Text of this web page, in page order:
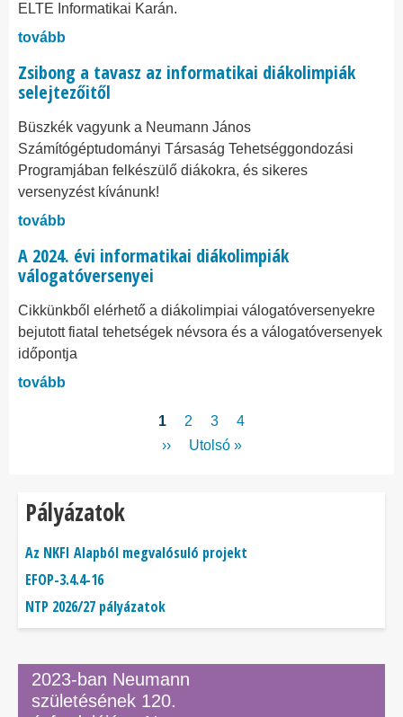
ELTE Informatikai Karán.
tovább
Zsibong a tavasz az informatikai diákolimpiák
selejtezőitől
Büszkék vagyunk a Neumann János
Számítógéptudományi Társaság Tehetséggondozási
Programjában felkészülő diákokra, és sikeres
versenyzést kívánunk!
tovább
A 2024. évi informatikai diákolimpiák
válogatóversenyei
Cikkünkből elérhető a diákolimpiai válogatóversenyekre
bejutott fiatal tehetségek névsora és a válogatóversenyek
időpontja
tovább
Jelenlegi
oldal
1 Page
2 Page
3 Page
4
Következő
››
Utolsó
Utolsó »
Pályázatok
Az NKFI Alapból megvalósuló projekt
EFOP-3.4.4-16
NTP 2026/27 pályázatok
2023-ban Neumann
születésének 120.